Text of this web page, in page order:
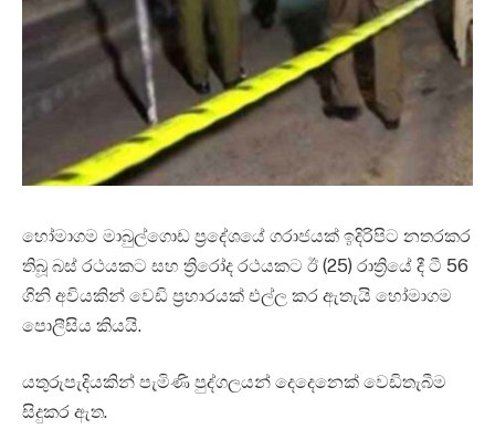
හෝමාගම මාබුල්ගොඩ ප්‍රදේශයේ ගරාජයක් ඉදිරිපිට නතරකර
තිබූ බස් රථයකට සහ ත්‍රිරෝද රථයකට ඊ (25) රාත්‍රියේ දී ටී 56
ගිනි අවියකින් වෙඩි ප්‍රහාරයක් එල්ල කර ඇතැයි හෝමාගම
පොලීසිය කියයි.
යතුරුපැදියකින් පැමිණි පුද්ගලයන් දෙදෙනෙක් වෙඩිතැබීම
සිදුකර ඇත.